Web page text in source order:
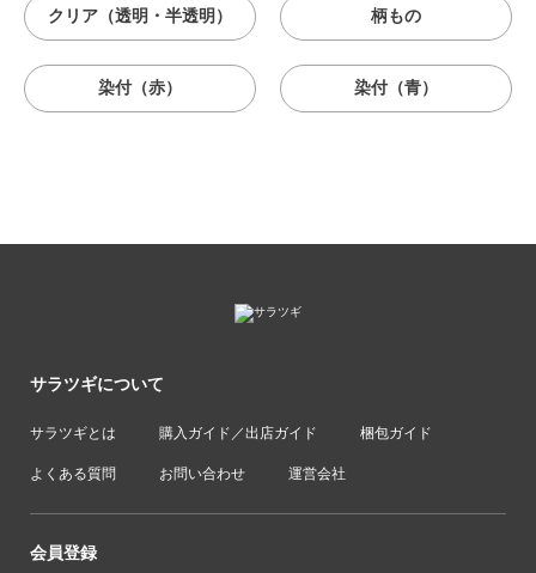
クリア（透明・半透明） 柄もの
染付（赤） 染付（青）
サラツギについて
サラツギとは 購入ガイド／出店ガイド 梱包ガイド
よくある質問 お問い合わせ 運営会社
会員登録